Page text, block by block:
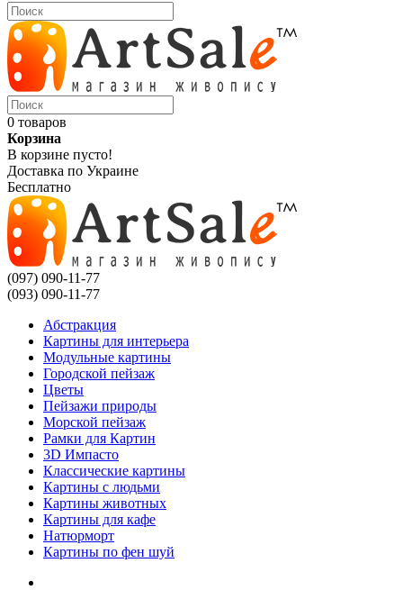
0 товаров
Корзина
В корзине пусто!
Доставка по Украине
Бесплатно
(097) 090-11-77
(093) 090-11-77
Абстракция
Картины для интерьера
Модульные картины
Городской пейзаж
Цветы
Пейзажи природы
Морской пейзаж
Рамки для Картин
3D Импасто
Классические картины
Картины с людьми
Картины животных
Картины для кафе
Натюрморт
Картины по фен шуй